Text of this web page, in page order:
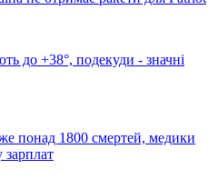
до +38°, подекуди - значні
понад 1800 смертей, медики
зарплат